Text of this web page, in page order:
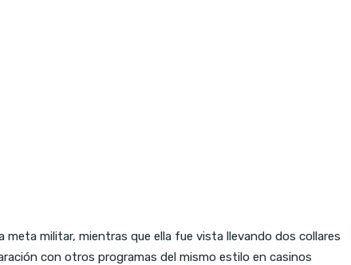
militar, mientras que ella fue vista llevando dos collares
con otros programas del mismo estilo en casinos